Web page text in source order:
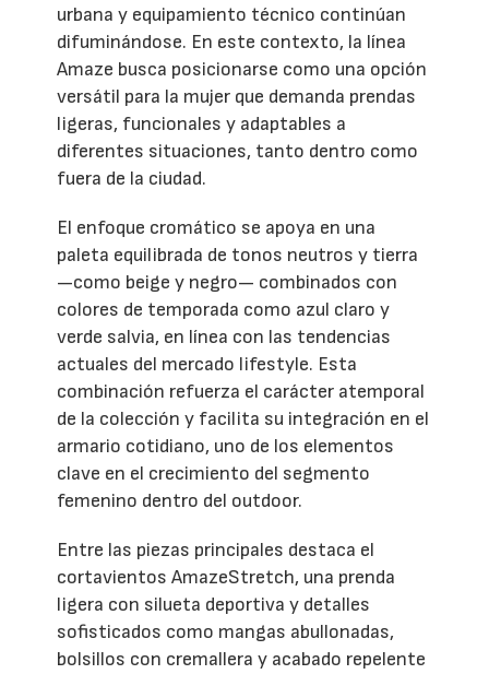
urbana y equipamiento técnico continúan
difuminándose. En este contexto, la línea
Amaze busca posicionarse como una opción
versátil para la mujer que demanda prendas
ligeras, funcionales y adaptables a
diferentes situaciones, tanto dentro como
fuera de la ciudad.
El enfoque cromático se apoya en una
paleta equilibrada de tonos neutros y tierra
—como beige y negro— combinados con
colores de temporada como azul claro y
verde salvia, en línea con las tendencias
actuales del mercado lifestyle. Esta
combinación refuerza el carácter atemporal
de la colección y facilita su integración en el
armario cotidiano, uno de los elementos
clave en el crecimiento del segmento
femenino dentro del outdoor.
Entre las piezas principales destaca el
cortavientos AmazeStretch, una prenda
ligera con silueta deportiva y detalles
sofisticados como mangas abullonadas,
bolsillos con cremallera y acabado repelente